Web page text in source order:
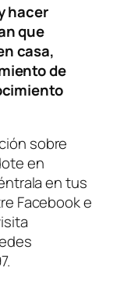
hacer
que
casa,
de
sobre
en
en tus
Facebook e